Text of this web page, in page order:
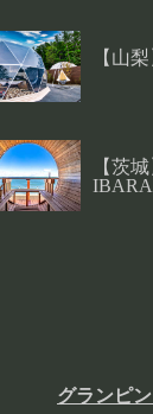
【山
【茨
グランピ